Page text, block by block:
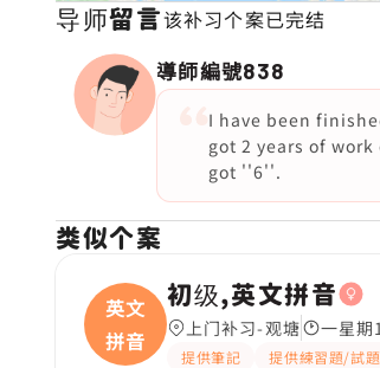
导师留言该补习个案已完结
導師編號838
I have been
got 2 years of work
got ''6''.
类似个案
英文
拼音
初级,英文拼音
上门补习-观塘 一星
提供筆記 提供練習題/試題